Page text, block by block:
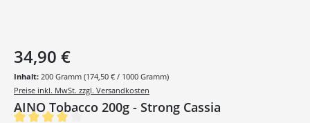
AINO Tobacco 200g - Strong Cassia
34,90 €
Inhalt: 200 Gramm (174,50 € / 1000 Gramm)
Preise inkl. MwSt. zzgl. Versandkosten